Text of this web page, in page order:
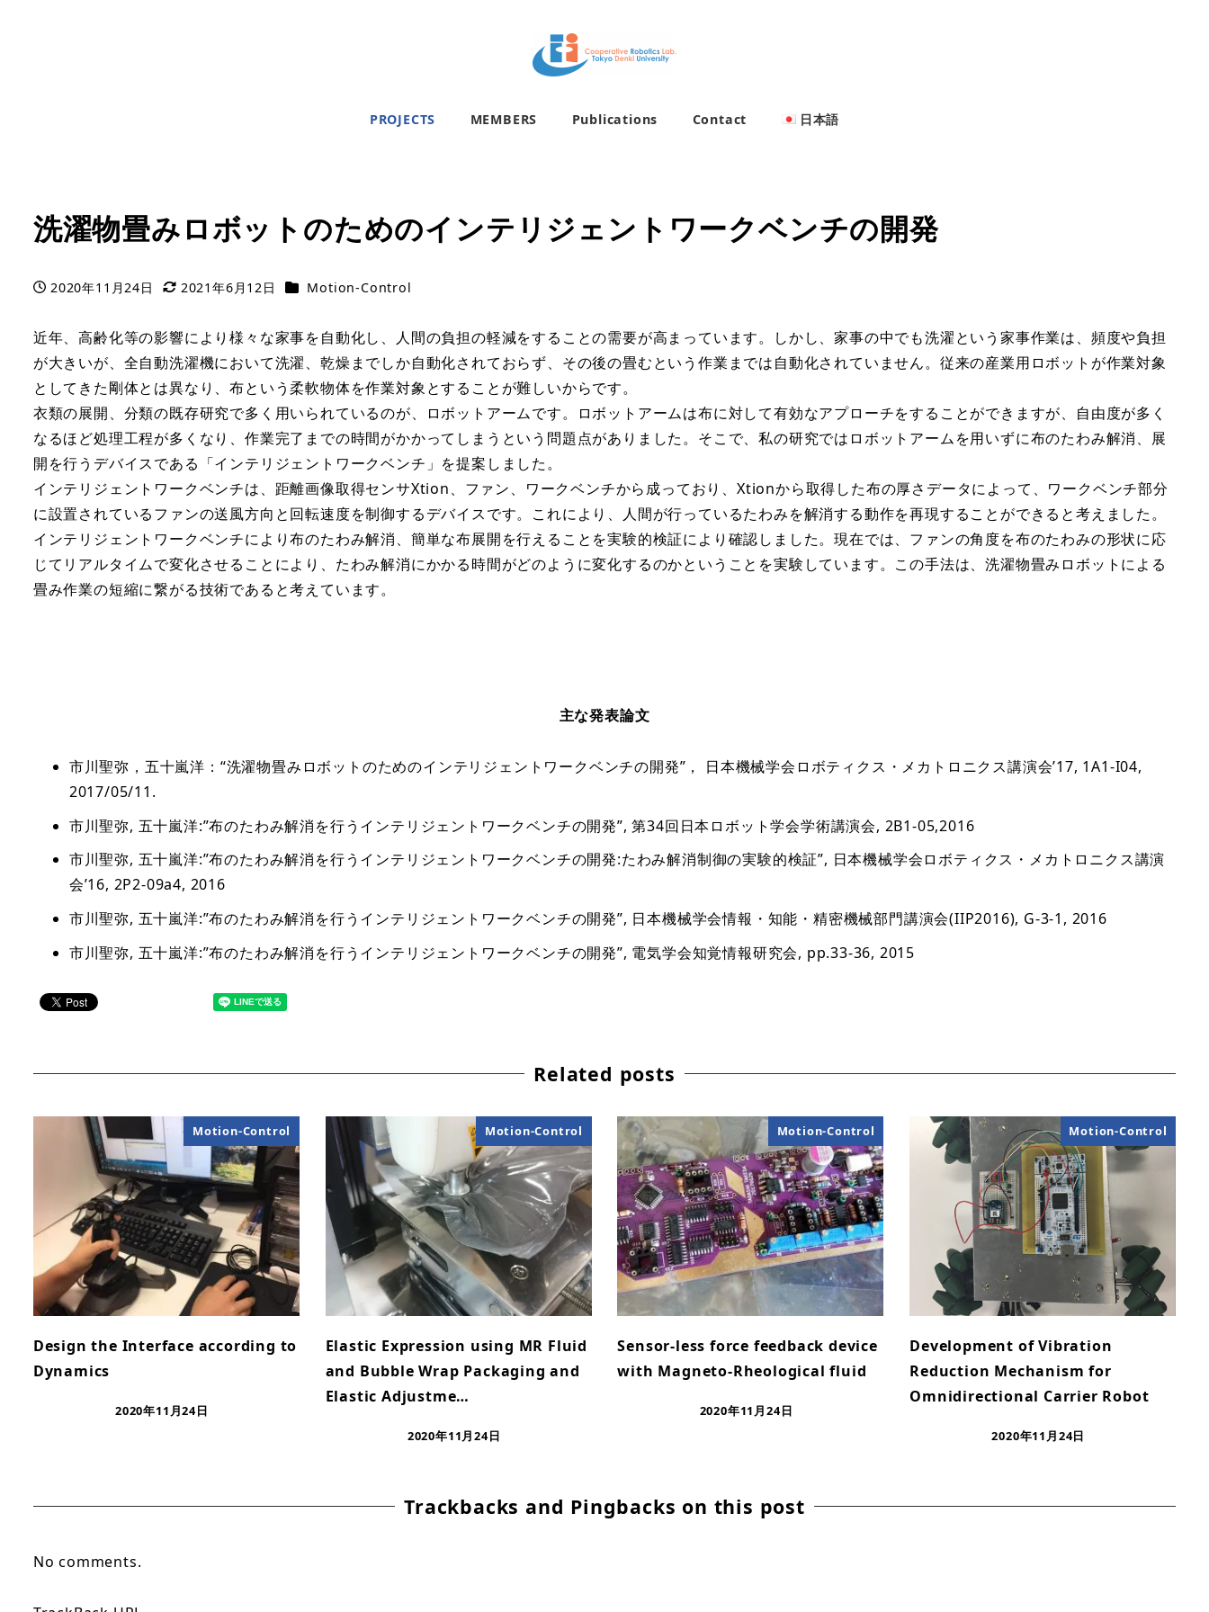
PROJECTS MEMBERS Publications Contact 日本語
洗濯物畳みロボットのためのインテリジェントワークベンチの開発
Published
2020年11月24日
Modified
2021年6月12日 Categories
Motion-Control
近年、高齢化等の影響により様々な家事を自動化し、人間の負担の軽減をすることの需要が高まっています。しかし、家事の中でも洗濯という家事作業は、頻度や負担
が大きいが、全自動洗濯機において洗濯、乾燥までしか自動化されておらず、その後の畳むという作業までは自動化されていません。従来の産業用ロボットが作業対象
としてきた剛体とは異なり、布という柔軟物体を作業対象とすることが難しいからです。
衣類の展開、分類の既存研究で多く用いられているのが、ロボットアームです。ロボットアームは布に対して有効なアプローチをすることができますが、自由度が多く
なるほど処理工程が多くなり、作業完了までの時間がかかってしまうという問題点がありました。そこで、私の研究ではロボットアームを用いずに布のたわみ解消、展
開を行うデバイスである「インテリジェントワークベンチ」を提案しました。
インテリジェントワークベンチは、距離画像取得センサXtion、ファン、ワークベンチから成っており、Xtionから取得した布の厚さデータによって、ワークベンチ部分
に設置されているファンの送風方向と回転速度を制御するデバイスです。これにより、人間が行っているたわみを解消する動作を再現することができると考えました。
インテリジェントワークベンチにより布のたわみ解消、簡単な布展開を行えることを実験的検証により確認しました。現在では、ファンの角度を布のたわみの形状に応
じてリアルタイムで変化させることにより、たわみ解消にかかる時間がどのように変化するのかということを実験しています。この手法は、洗濯物畳みロボットによる
畳み作業の短縮に繋がる技術であると考えています。
主な発表論文
市川聖弥，五十嵐洋：“洗濯物畳みロボットのためのインテリジェントワークベンチの開発”， 日本機械学会ロボティクス・メカトロニクス講演会’17, 1A1-I04,
2017/05/11.
市川聖弥, 五十嵐洋:”布のたわみ解消を行うインテリジェントワークベンチの開発”, 第34回日本ロボット学会学術講演会, 2B1-05,2016
市川聖弥, 五十嵐洋:”布のたわみ解消を行うインテリジェントワークベンチの開発:たわみ解消制御の実験的検証”, 日本機械学会ロボティクス・メカトロニクス講演
会’16, 2P2-09a4, 2016
市川聖弥, 五十嵐洋:”布のたわみ解消を行うインテリジェントワークベンチの開発”, 日本機械学会情報・知能・精密機械部門講演会(IIP2016), G-3-1, 2016
市川聖弥, 五十嵐洋:”布のたわみ解消を行うインテリジェントワークベンチの開発”, 電気学会知覚情報研究会, pp.33-36, 2015
Related posts
Motion-Control
Design the Interface according to
Dynamics
2020年11月24日
Motion-Control
Elastic Expression using MR Fluid
and Bubble Wrap Packaging and
Elastic Adjustme…
2020年11月24日
Motion-Control
Sensor-less force feedback device
with Magneto-Rheological fluid
2020年11月24日
Motion-Control
Development of Vibration
Reduction Mechanism for
Omnidirectional Carrier Robot
2020年11月24日
Trackbacks and Pingbacks on this post
No comments.